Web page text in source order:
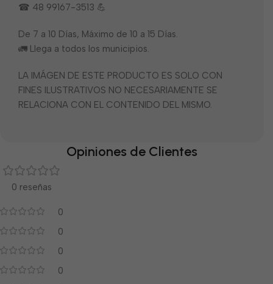
☎ 48 99167-3513 💪
De 7 a 10 Días, Máximo de 10 a 15 Días.
🚛 Llega a todos los municipios.
LA IMÁGEN DE ESTE PRODUCTO ES SOLO CON
FINES ILUSTRATIVOS NO NECESARIAMENTE SE
RELACIONA CON EL CONTENIDO DEL MISMO.
Opiniones de Clientes
0 reseñas
0
0
0
0